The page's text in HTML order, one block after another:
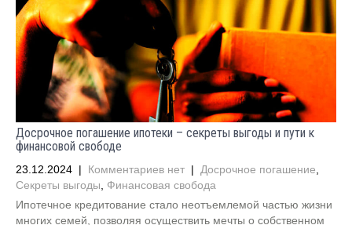
Досрочное погашение ипотеки – секреты выгоды и пути к
финансовой свободе
23.12.2024 | Комментариев нет | Досрочное погашение
Секреты выгоды
Финансовая свобода
Ипотечное кредитование стало неотъемлемой частью жизни
многих семей, позволяя осуществить мечты о собственном